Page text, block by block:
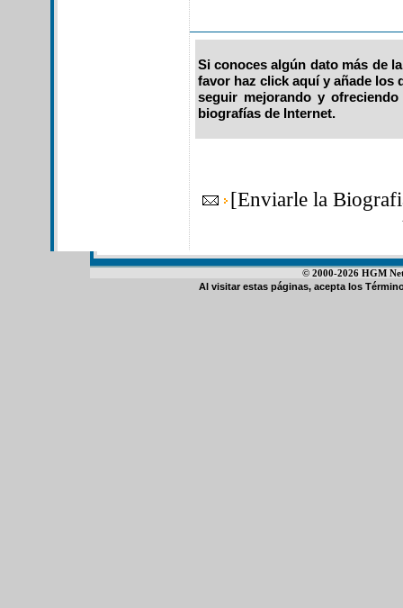
Si conoces algún dato más de
favor haz click aquí y añade los
seguir mejorando y
biografías de Internet.
[Enviarle la
© 2000-2026 HGM
Al visitar estas páginas, acepta los